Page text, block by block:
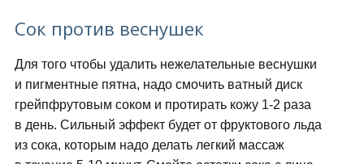
Сок против веснушек
Для того чтобы удалить нежелательные веснушки
и пигментные пятна, надо смочить ватный диск
грейпфрутовым соком и протирать кожу 1-2 раза
в день. Сильный эффект будет от фруктового льда
из сока, которым надо делать легкий массаж